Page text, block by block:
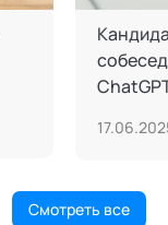
Смотреть все